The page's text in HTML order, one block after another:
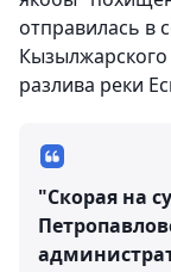
отправилась в
разлива реки
"Скорая на